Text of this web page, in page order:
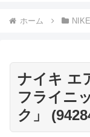
ホーム NIKE
ナイキ エ
フライニ
ク」